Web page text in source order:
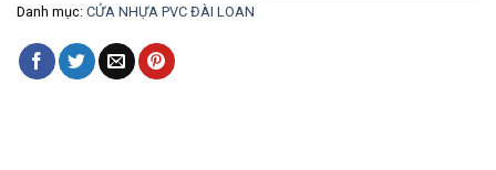
Danh mục: CỬA NHỰA PVC ĐÀI LOAN